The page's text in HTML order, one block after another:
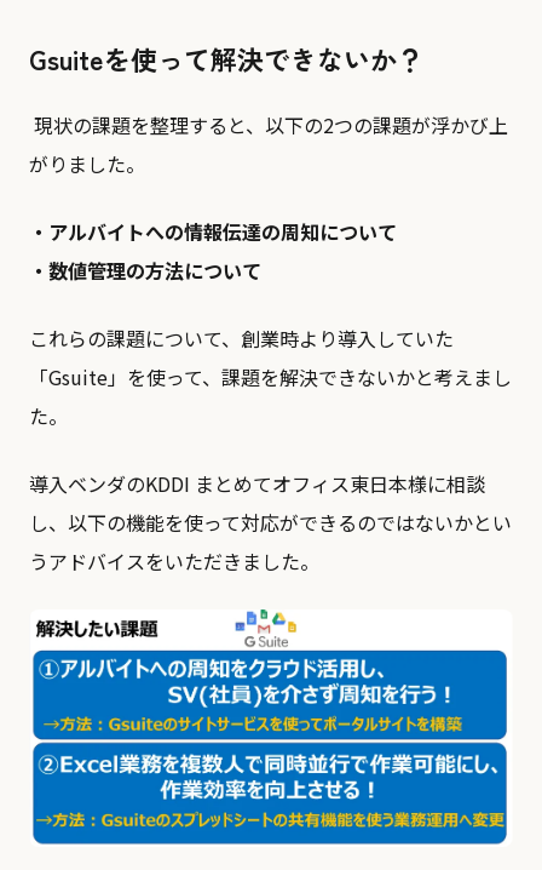
Gsuiteを使って解決できないか？
現状の課題を整理すると、以下の2つの課題が浮かび上
がりました。
・アルバイトへの情報伝達の周知について
・数値管理の方法について
これらの課題について、創業時より導入していた
「Gsuite」を使って、課題を解決できないかと考えまし
た。
導入ベンダのKDDI まとめてオフィス東日本様に相談
し、以下の機能を使って対応ができるのではないかとい
うアドバイスをいただきました。